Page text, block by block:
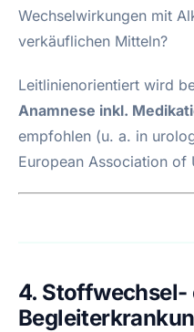
Wechselwirkungen mit
verkäuflichen Mitteln?
Leitlinienorientiert wird
Anamnese inkl.
empfohlen (u. a. in
European Association of
4. Stoffwechsel-